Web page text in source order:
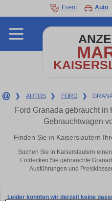
Event Auto
❯ AUTOS ❯ FORD ❯
Ford Granada gebraucht
Gebrauchtwagen
Finden Sie in Kaiserslautern
Suchen Sie in Kaiserslautern
Entdecken Sie gebrauchte
Ausführungen und
Leider konnten wir derzeit keine